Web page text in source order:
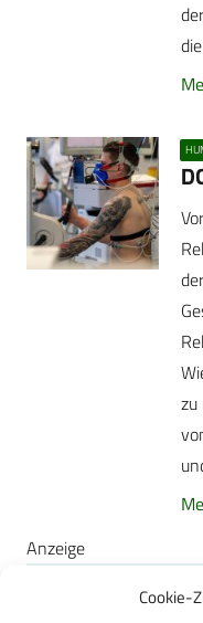
Cookie-
Anzeige